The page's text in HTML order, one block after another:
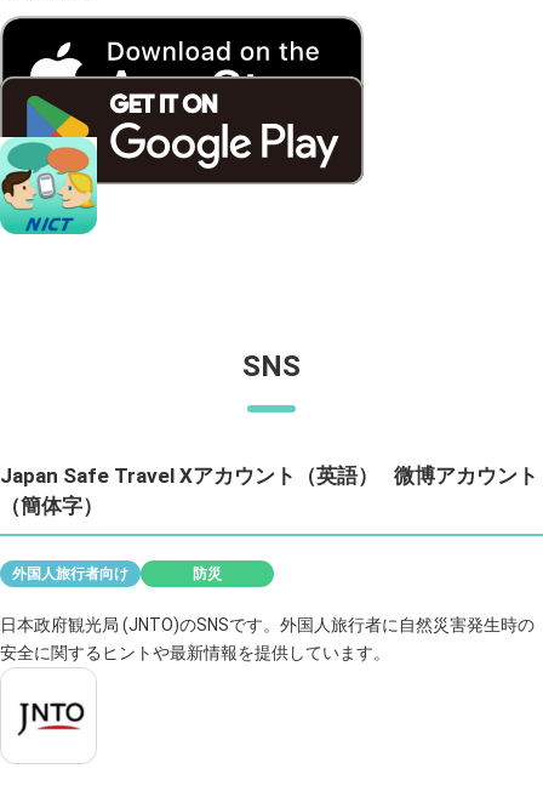
SNS
Japan Safe Travel Xアカウント（英語）
微博アカウント
（簡体字）
外国人旅行者向け 防災
日本政府観光局 (JNTO)のSNSです。外国人旅行者に自然災害発生時の
安全に関するヒントや最新情報を提供しています。